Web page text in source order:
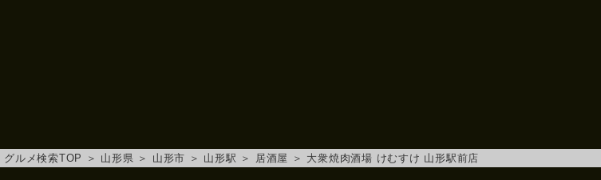
グルメ検索TOP ＞ 山形県 ＞ 山形市 ＞ 山形駅 ＞ 居酒屋 ＞ 大衆焼肉酒場 けむすけ 山形駅前店